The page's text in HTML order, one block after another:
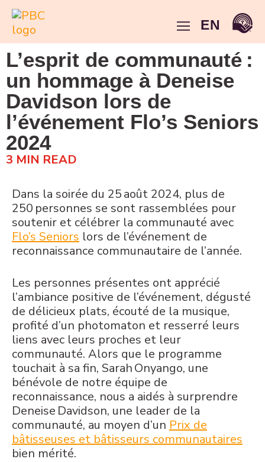
EN
L’esprit de communauté :
un hommage à Deneise
Davidson lors de
l’événement Flo’s Seniors
2024
3 MIN READ
Dans la soirée du 25 août 2024, plus de
250 personnes se sont rassemblées pour
soutenir et célébrer la communauté avec
Flo’s Seniors lors de l’événement de
reconnaissance communautaire de l’année.
Les personnes présentes ont apprécié
l’ambiance positive de l’événement, dégusté
de délicieux plats, écouté de la musique,
profité d’un photomaton et resserré leurs
liens avec leurs proches et leur
communauté. Alors que le programme
touchait à sa fin, Sarah Onyango, une
bénévole de notre équipe de
reconnaissance, nous a aidés à surprendre
Deneise Davidson, une leader de la
communauté, au moyen d’un Prix de
bâtisseuses et bâtisseurs communautaires
bien mérité.